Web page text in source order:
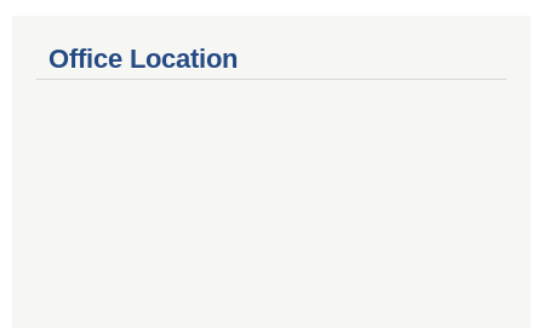
Office Location